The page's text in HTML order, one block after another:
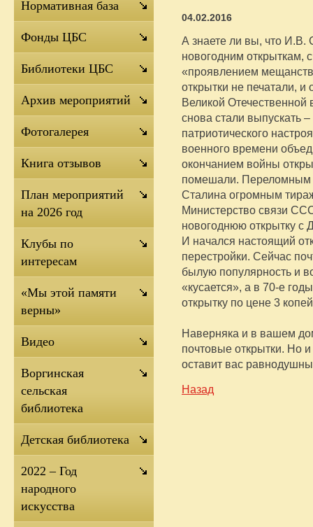
04.02.2016
А знаете ли вы, что И.В.
новогодним открыткам,
«проявлением
открытки не печатали,
Великой
снова стали выпускать
патриотического
военного времени
окончанием войны
помешали. Переломным
Сталина огромным
Министерство связи
новогоднюю открытку с
И начался настоящий
перестройки. Сейчас
былую популярность и
«кусается», а в 70-е
открытку по цене 3
Наверняка и в вашем
почтовые открытки. Но
оставит вас
Назад
Нормативная база
Фонды ЦБС
Библиотеки ЦБС
Архив мероприятий
Фотогалерея
Книга отзывов
План мероприятий
на 2026 год
Клубы по
интересам
«Мы этой памяти
верны»
Видео
Воргинская
сельская
библиотека
Детская библиотека
2022 – Год
народного
искусства